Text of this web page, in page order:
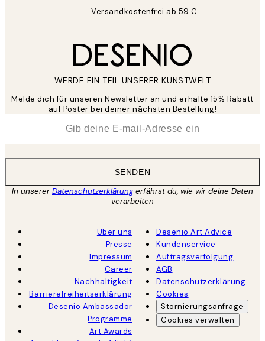
Versandkostenfrei ab 59 €
WERDE EIN TEIL UNSERER KUNSTWELT
Melde dich für unseren Newsletter an und erhalte 15% Rabatt
auf Poster bei deiner nächsten Bestellung!
SENDEN
In unsererDatenschutzerklärungerfährst du, wie wir deine Daten
verarbeiten
Über uns
Presse
Impressum
Career
Nachhaltigkeit
Barrierefreiheitserklärung
Desenio Ambassador
Programme
Art Awards
Desenio Art Advice
Kundenservice
Auftragsverfolgung
AGB
Datenschutzerklärung
Cookies
Stornierungsanfrage
Cookies verwalten